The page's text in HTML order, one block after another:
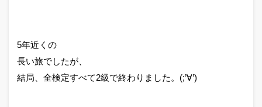
5年近くの
長い旅でしたが、
結局、全検定すべて2級で終わりました。(;’∀’)